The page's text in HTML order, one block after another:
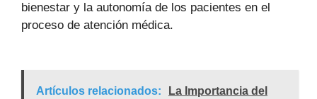
bienestar y la autonomía de los pacientes en el
proceso de atención médica.
Artículos relacionados:
La Importancia del